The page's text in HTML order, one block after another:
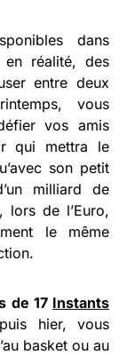
dans
en réalité, des
entre deux
vous
vos amis
qui mettra le
son petit
milliard de
lors de l’Euro,
le même
de 17 Instants
hier, vous
basket ou au